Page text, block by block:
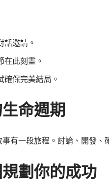
話邀請。
在此刻畫。
保完美結局。
命週期
事有一段旅程。討論、開發
劃你的成功